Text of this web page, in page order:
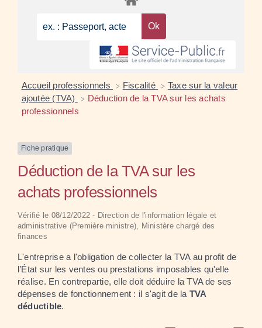
Accueil professionnels > Fiscalité > Taxe sur la valeur
ajoutée (TVA)
> Déduction de la TVA sur les achats
professionnels
Fiche pratique
Déduction de la TVA sur les
achats professionnels
Vérifié le 08/12/2022 - Direction de l'information légale et
administrative (Première ministre), Ministère chargé des
finances
L'entreprise a l'obligation de collecter la TVA au profit de
l’État sur les ventes ou prestations imposables qu'elle
réalise. En contrepartie, elle doit déduire la TVA de ses
dépenses de fonctionnement : il s'agit de la TVA
déductible.